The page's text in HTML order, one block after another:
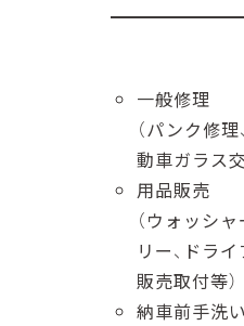
⼀般修理
（パンク修
動⾞ガラス交
⽤品販売
（ウォッシ
リー、ドラ
販売取付等）
納⾞前⼿洗